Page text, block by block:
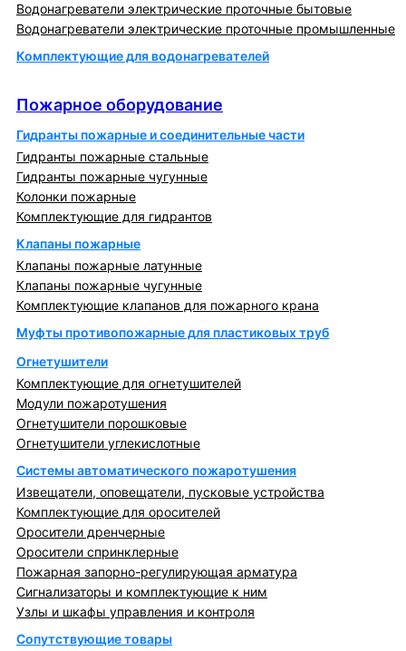
Водонагреватели электрические проточные бытовые
Водонагреватели электрические проточные промышленные
Комплектующие для водонагревателей
Пожарное оборудование
Гидранты пожарные и соединительные части
Гидранты пожарные стальные
Гидранты пожарные чугунные
Колонки пожарные
Комплектующие для гидрантов
Клапаны пожарные
Клапаны пожарные латунные
Клапаны пожарные чугунные
Комплектующие клапанов для пожарного крана
Муфты противопожарные для пластиковых труб
Огнетушители
Комплектующие для огнетушителей
Модули пожаротушения
Огнетушители порошковые
Огнетушители углекислотные
Системы автоматического пожаротушения
Извещатели, оповещатели, пусковые устройства
Комплектующие для оросителей
Оросители дренчерные
Оросители спринклерные
Пожарная запорно-регулирующая арматура
Сигнализаторы и комплектующие к ним
Узлы и шкафы управления и контроля
Сопутствующие товары